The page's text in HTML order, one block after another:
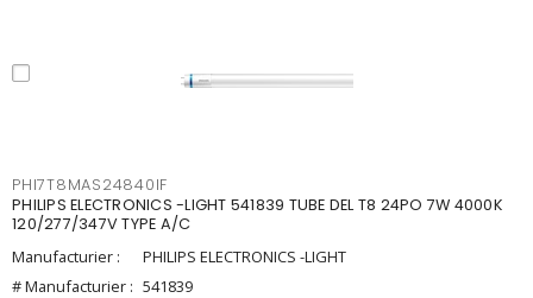
PHI7T8MAS24840IF
PHILIPS ELECTRONICS -LIGHT 541839 TUBE DEL T8 24PO 7W 4000K
120/277/347V TYPE A/C
Manufacturier :
PHILIPS ELECTRONICS -LIGHT
# Manufacturier : 541839